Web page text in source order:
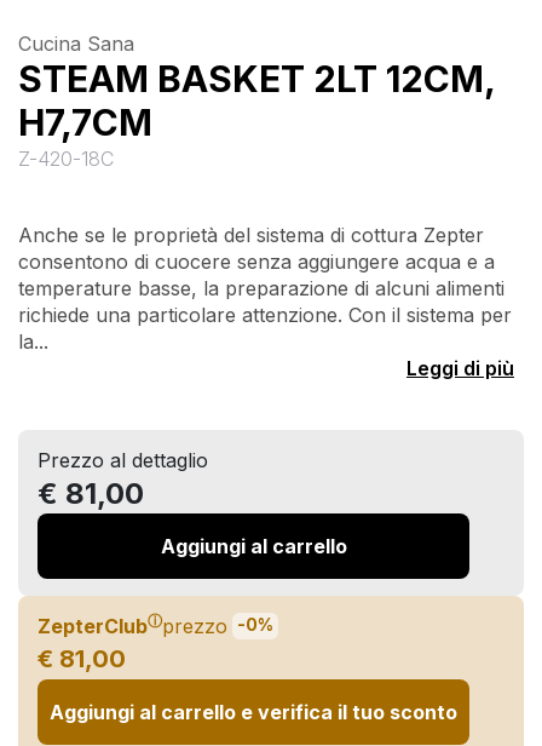
Cucina Sana
STEAM BASKET 2LT 12CM,
H7,7CM
Z-420-18C
Anche se le proprietà del sistema di cottura Zepter
consentono di cuocere senza aggiungere acqua e a
temperature basse, la preparazione di alcuni alimenti
richiede una particolare attenzione. Con il sistema per
la...
Leggi di più
Prezzo al dettaglio
€ 81,00
Aggiungi al carrello
ZepterClubⓘprezzo -0%
€ 81,00
Aggiungi al carrello e verifica il tuo sconto